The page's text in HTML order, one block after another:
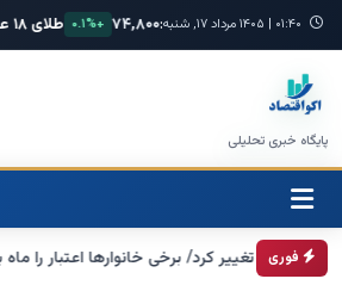
۰۱:۴۰ | ۱۴۰۵ مرداد ۱۷, شنبه +۰.۳% یورو:۷۴,۸۰۰ +۰.۱% طلای ۱۸ عیار:
پایگاه خبری تحلیلی
فوری
کرد/ برخی خانوارها اعتبار را ماه بعد